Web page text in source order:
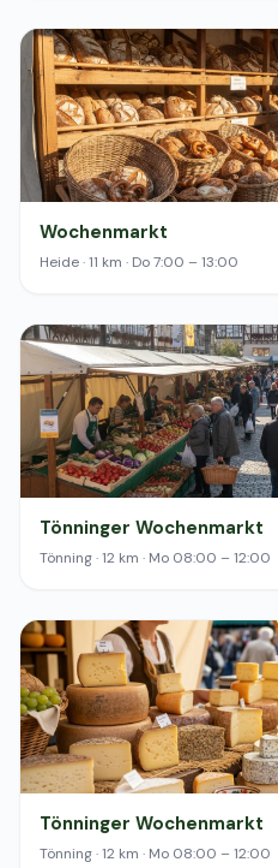
Wochenmarkt
Heide · 11 km · Do 7:00 – 13:00
Tönninger Wochenmarkt
Tönning · 12 km · Mo 08:00 – 12:00
Tönninger Wochenmarkt
Tönning · 12 km · Mo 08:00 – 12:00